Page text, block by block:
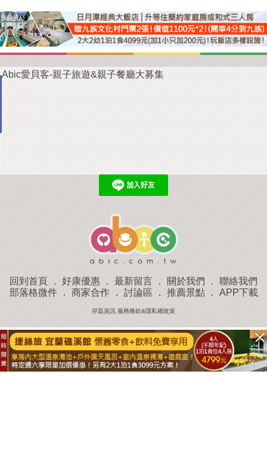
Abic愛貝客-親子旅遊&親子餐廳大募集
回到首頁 ． 好康優惠 ． 最新留言 ． 關於我們 ． 聯絡我們
部落格微件． 商家合作． 討論區 ． 推薦景點． APP下載
羿磊資訊 服務條款&隱私權政策